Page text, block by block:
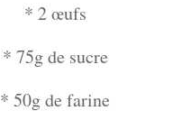
* 2 œufs
* 75g de sucre
* 50g de farine